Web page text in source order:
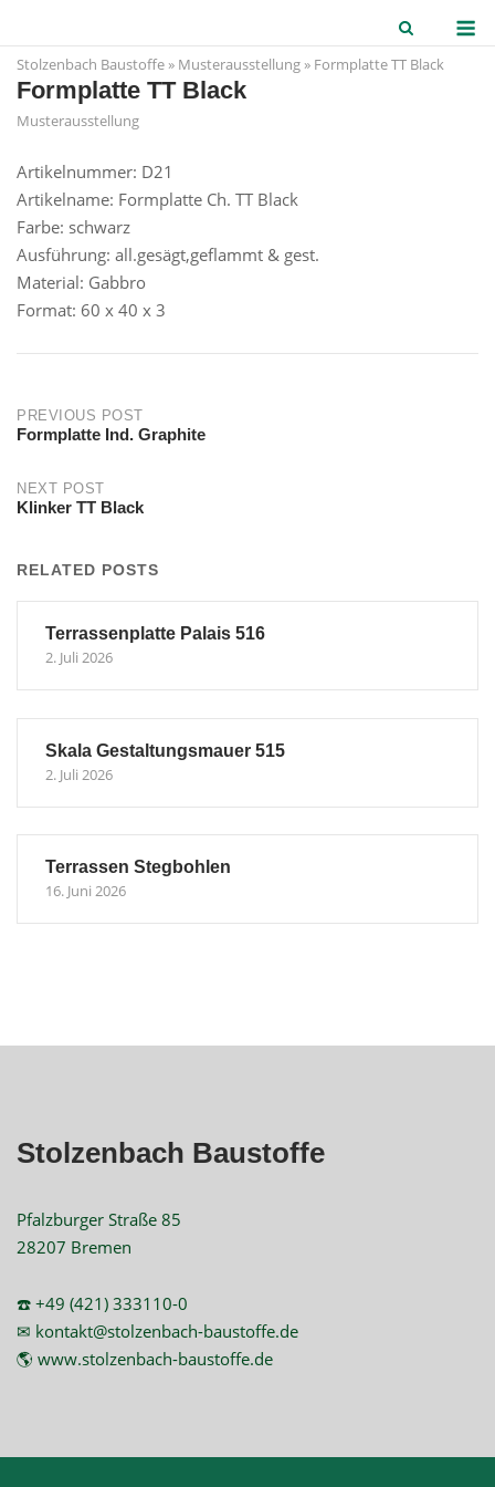
to
content
Stolzenbach Baustoffe » Musterausstellung » Formplatte TT Black
Formplatte TT Black
Musterausstellung
Artikelnummer: D21
Artikelname: Formplatte Ch. TT Black
Farbe: schwarz
Ausführung: all.gesägt,geflammt & gest.
Material: Gabbro
Format: 60 x 40 x 3
Post
PREVIOUS POST
Formplatte Ind. Graphite
NEXT POST
Klinker TT Black
RELATED POSTS
Terrassenplatte Palais 516
2. Juli 2026
Skala Gestaltungsmauer 515
2. Juli 2026
Terrassen Stegbohlen
16. Juni 2026
Stolzenbach Baustoffe
Pfalzburger Straße 85
28207 Bremen
☎️ +49 (421) 333110-0
✉ kontakt@stolzenbach-baustoffe.de
🌎 www.stolzenbach-baustoffe.de